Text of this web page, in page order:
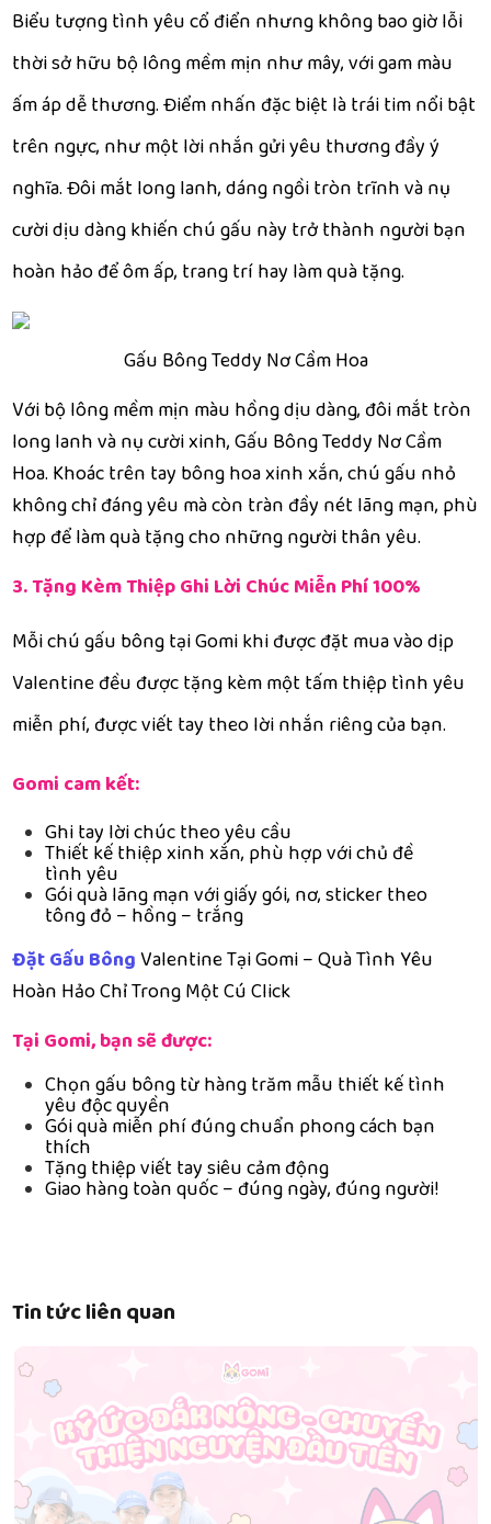
Biểu tượng tình yêu cổ điển nhưng không bao giờ lỗi
thời sở hữu bộ lông mềm mịn như mây, với gam màu
ấm áp dễ thương. Điểm nhấn đặc biệt là trái tim nổi bật
trên ngực, như một lời nhắn gửi yêu thương đầy ý
nghĩa. Đôi mắt long lanh, dáng ngồi tròn trĩnh và nụ
cười dịu dàng khiến chú gấu này trở thành người bạn
hoàn hảo để ôm ấp, trang trí hay làm quà tặng.
Gấu Bông Teddy Nơ Cầm Hoa
Với bộ lông mềm mịn màu hồng dịu dàng, đôi mắt tròn
long lanh và nụ cười xinh, Gấu Bông Teddy Nơ Cầm
Hoa. Khoác trên tay bông hoa xinh xắn, chú gấu nhỏ
không chỉ đáng yêu mà còn tràn đầy nét lãng mạn, phù
hợp để làm quà tặng cho những người thân yêu.
3. Tặng Kèm Thiệp Ghi Lời Chúc Miễn Phí 100%
Mỗi chú gấu bông tại Gomi khi được đặt mua vào dịp
Valentine đều được tặng kèm một tấm thiệp tình yêu
miễn phí, được viết tay theo lời nhắn riêng của bạn.
Gomi cam kết:
Ghi tay lời chúc theo yêu cầu
Thiết kế thiệp xinh xắn, phù hợp với chủ đề
tình yêu
Gói quà lãng mạn với giấy gói, nơ, sticker theo
tông đỏ – hồng – trắng
Đặt Gấu BôngValentine Tại Gomi – Quà Tình Yêu
Hoàn Hảo Chỉ Trong Một Cú Click
Tại Gomi, bạn sẽ được:
Chọn gấu bông từ hàng trăm mẫu thiết kế tình
yêu độc quyền
Gói quà miễn phí đúng chuẩn phong cách bạn
thích
Tặng thiệp viết tay siêu cảm động
Giao hàng toàn quốc – đúng ngày, đúng người!
Tin tức liên quan